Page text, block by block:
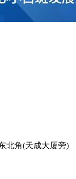
北角(天成大厦旁)